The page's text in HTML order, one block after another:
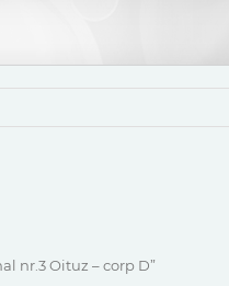
nr.3 Oituz – corp D”